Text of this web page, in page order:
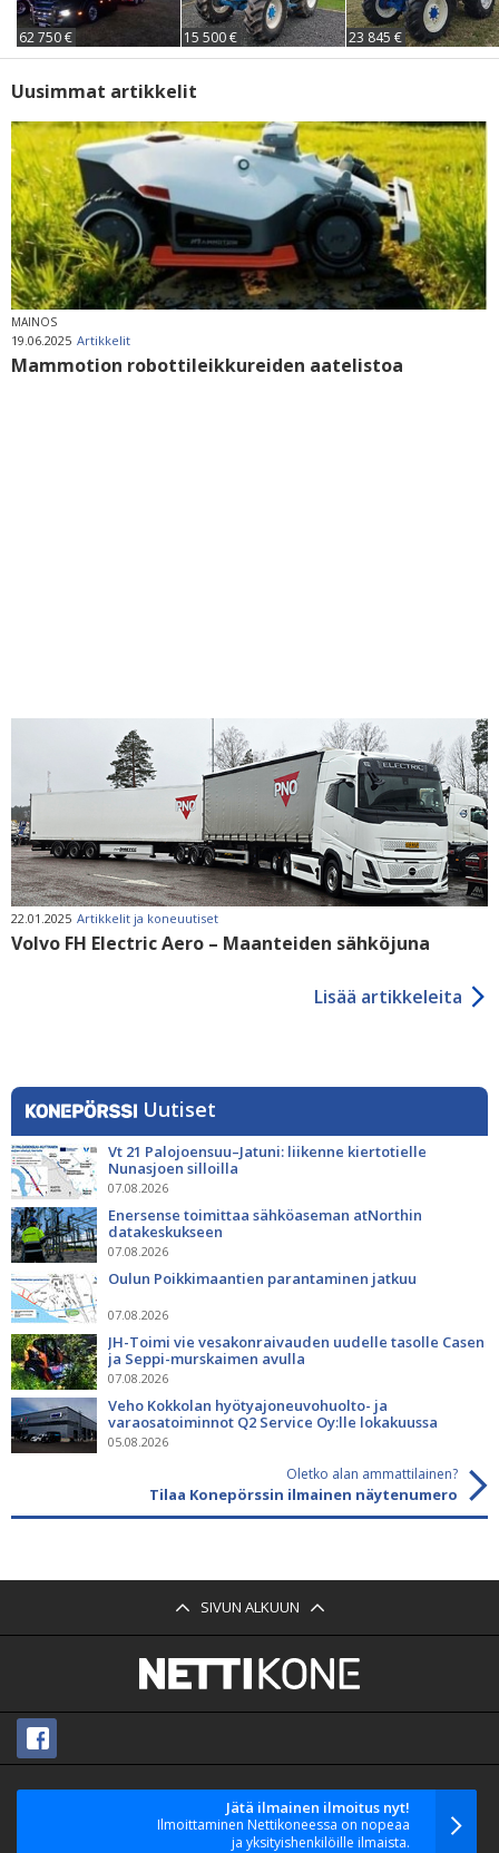
62 750 € 15 500 € 23 845 €
Uusimmat artikkelit
MAINOS
19.06.2025 Artikkelit
Mammotion robottileikkureiden aatelistoa
22.01.2025 Artikkelit ja koneuutiset
Volvo FH Electric Aero – Maanteiden sähköjuna
Lisää artikkeleita
Uutiset
Vt 21 Palojoensuu–Jatuni: liikenne kiertotielle
Nunasjoen silloilla
07.08.2026
Enersense toimittaa sähköaseman atNorthin
datakeskukseen
07.08.2026
Oulun Poikkimaantien parantaminen jatkuu
07.08.2026
JH-Toimi vie vesakonraivauden uudelle tasolle Casen
ja Seppi-murskaimen avulla
07.08.2026
Veho Kokkolan hyötyajoneuvohuolto- ja
varaosatoiminnot Q2 Service Oy:lle lokakuussa
05.08.2026
Oletko alan ammattilainen?
Tilaa Konepörssin ilmainen näytenumero
SIVUN ALKUUN
Jätä ilmainen ilmoitus nyt!
Ilmoittaminen Nettikoneessa on nopeaa
ja yksityishenkilöille ilmaista.